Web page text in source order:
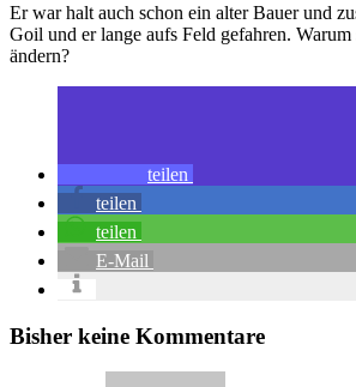
Er war halt auch schon ein alter Bauer und
Goil und er lange aufs Feld gefahren. Warum
ändern?
teilen
teilen
teilen
E-Mail
Bisher keine Kommentare